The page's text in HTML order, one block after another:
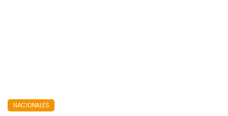
NACIONALES